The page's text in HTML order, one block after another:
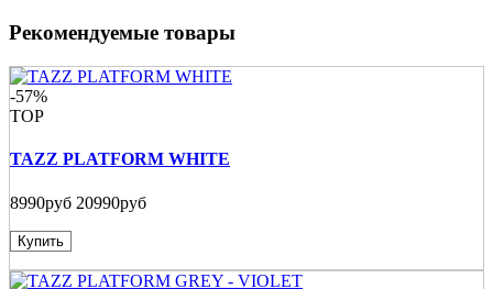
Рекомендуемые товары
-57%
TOP
TAZZ PLATFORM WHITE
8990руб 20990руб
Купить